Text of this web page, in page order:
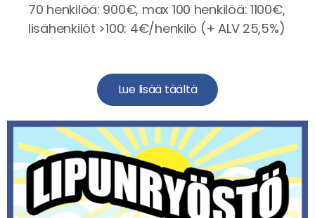
70 henkilöä: 900€, max 100 henkilöä: 1100€,
lisähenkilöt >100: 4€/henkilö (+ ALV 25,5%)
Lue lisää täältä